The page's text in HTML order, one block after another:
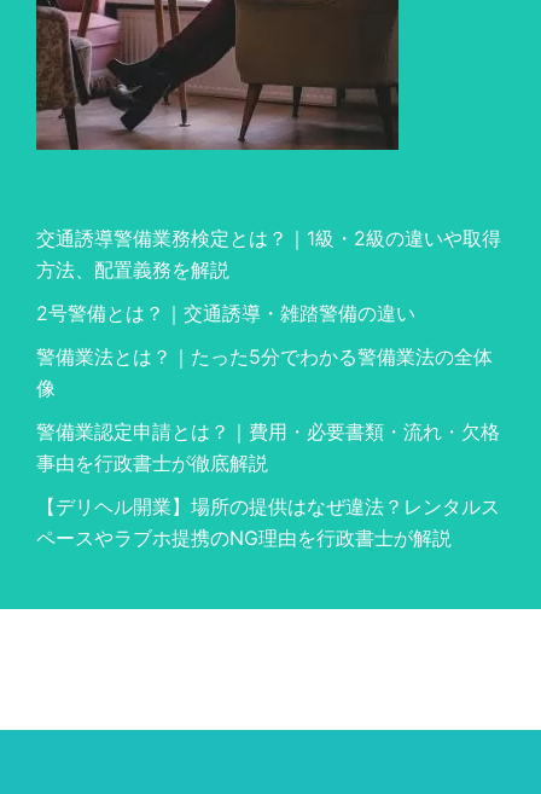
交通誘導警備業務検定とは？｜1級・2級の違いや取得
方法、配置義務を解説
2号警備とは？｜交通誘導・雑踏警備の違い
警備業法とは？｜たった5分でわかる警備業法の全体
像
警備業認定申請とは？｜費用・必要書類・流れ・欠格
事由を行政書士が徹底解説
【デリヘル開業】場所の提供はなぜ違法？レンタルス
ペースやラブホ提携のNG理由を行政書士が解説